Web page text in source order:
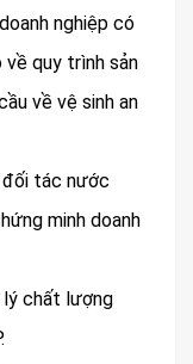
nghiệp có
về quy trình sản
về vệ sinh an
đối tác nước
minh doanh
lý chất lượng